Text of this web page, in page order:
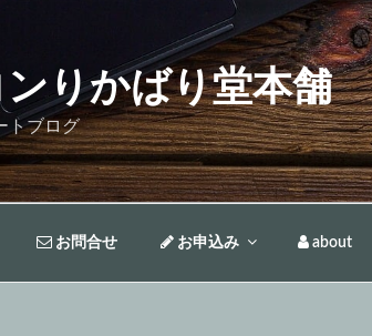
りかばり堂本舗
トブログ
お問合せ お申込み about